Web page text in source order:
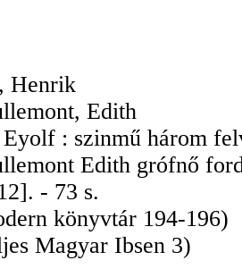
Henrik
Edith
: szinmű három
Edith grófnő
- 73 s.
könyvtár 194-196)
Magyar Ibsen 3)